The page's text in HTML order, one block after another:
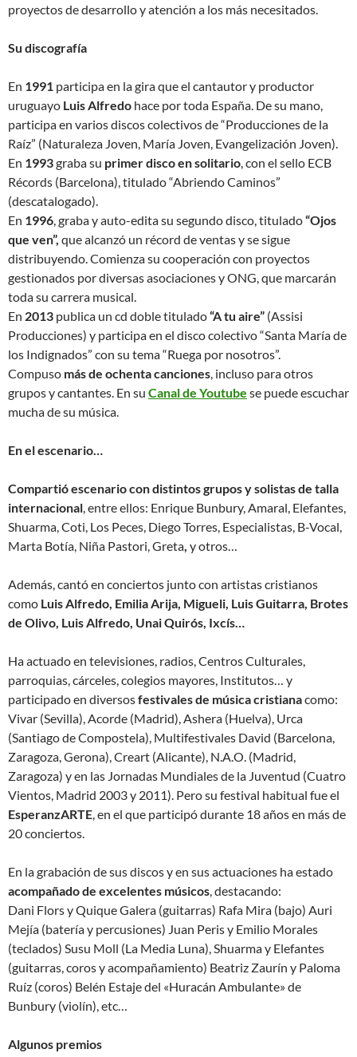
proyectos de desarrollo y atención a los más necesitados.
Su discografía
En 1991 participa en la gira que el cantautor y productor
uruguayo Luis Alfredo hace por toda España. De su mano,
participa en varios discos colectivos de “Producciones de la
Raíz” (Naturaleza Joven, María Joven, Evangelización Joven).
En 1993graba su primer disco en solitario, con el sello ECB
Récords (Barcelona), titulado “Abriendo Caminos”
(descatalogado).
En 1996, graba y auto-edita su segundo disco, titulado“Ojos
que ven”, que alcanzó un récord de ventas y se sigue
distribuyendo. Comienza su cooperación con proyectos
gestionados por diversas asociaciones y ONG, que marcarán
toda su carrera musical.
En 2013 publica un cd doble titulado“A tu aire” (Assisi
Producciones) y participa en el disco colectivo “Santa María de
los Indignados” con su tema “Ruega por nosotros”.
Compuso más de ochenta canciones, incluso para otros
grupos y cantantes. En su Canal de Youtube se puede escuchar
mucha de su música.
En el escenario…
Compartió escenario con distintos grupos y solistas de talla
internacional, entre ellos: Enrique Bunbury, Amaral, Elefantes,
Shuarma, Coti, Los Peces, Diego Torres, Especialistas, B-Vocal,
Marta Botía, Niña Pastori, Greta, y otros…
Además, cantó en conciertos junto con artistas cristianos
como Luis Alfredo, Emilia Arija, Migueli, Luis Guitarra, Brotes
de Olivo, Luis Alfredo, Unai Quirós, Ixcís…
Ha actuado en televisiones, radios, Centros Culturales,
parroquias, cárceles, colegios mayores, Institutos… y
participado en diversosfestivales de música cristianacomo:
Vivar (Sevilla), Acorde (Madrid), Ashera (Huelva), Urca
(Santiago de Compostela), Multifestivales David (Barcelona,
Zaragoza, Gerona), Creart (Alicante), N.A.O. (Madrid,
Zaragoza) y en las Jornadas Mundiales de la Juventud (Cuatro
Vientos, Madrid 2003 y 2011). Pero su festival habitual fue el
EsperanzARTE, en el que participó durante 18 años en más de
20 conciertos.
En la grabación de sus discos y en sus actuaciones ha estado
acompañado de excelentes músicos, destacando:
Dani Flors y Quique Galera (guitarras) Rafa Mira (bajo) Auri
Mejía (batería y percusiones) Juan Peris y Emilio Morales
(teclados) Susu Moll (La Media Luna), Shuarma y Elefantes
(guitarras, coros y acompañamiento) Beatriz Zaurín y Paloma
Ruíz (coros) Belén Estaje del «Huracán Ambulante» de
Bunbury (violín), etc…
Algunos premios